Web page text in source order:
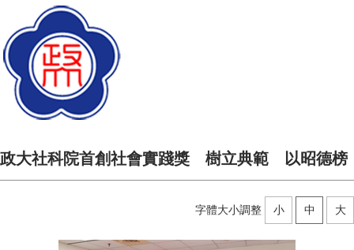
政大社科院首創社會實踐獎 樹立典範 以昭德榜
字體大小調整 小 中 大